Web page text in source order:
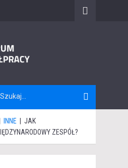
INNE
JAK
ZESPÓŁ?